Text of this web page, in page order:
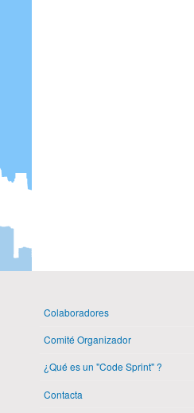
Colaboradores
Comité Organizador
¿Qué es un "Code Sprint" ?
Contacta